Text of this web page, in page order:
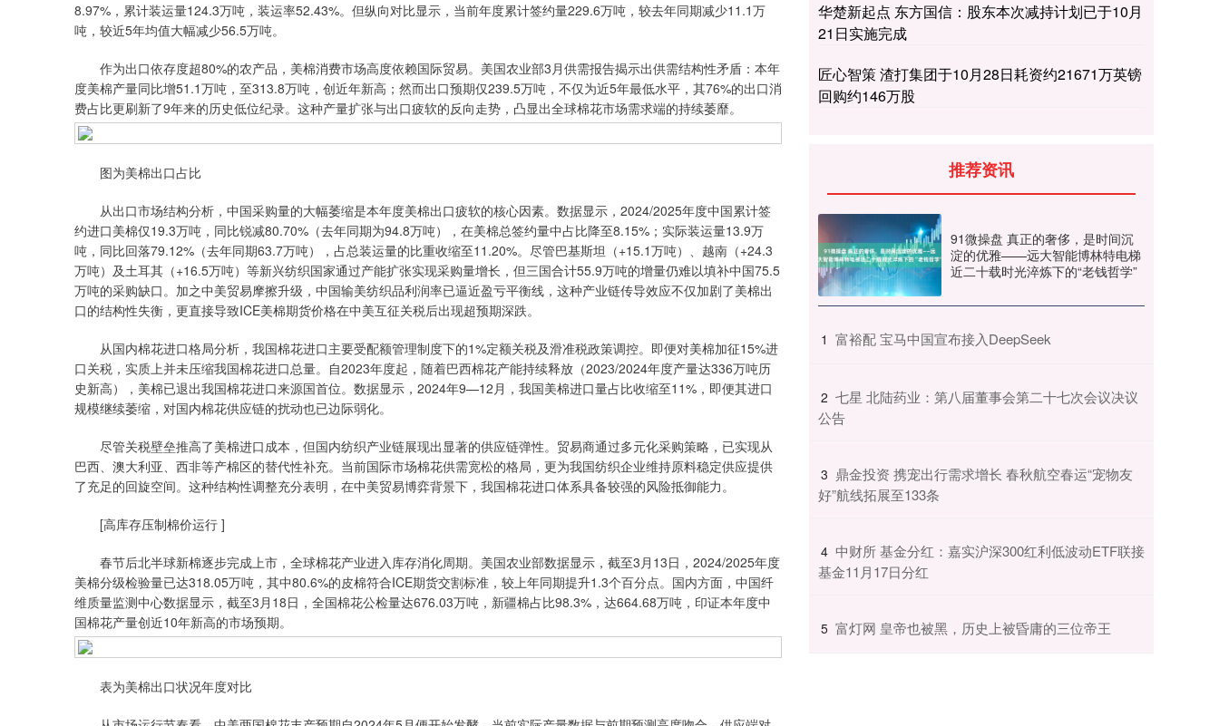
8.97%，累计装运量124.3万吨，装运率52.43%。但纵向对比显示，当前年度累计签约量229.6万吨，较去年同期减少11.1万
吨，较近5年均值大幅减少56.5万吨。
作为出口依存度超80%的农产品，美棉消费市场高度依赖国际贸易。美国农业部3月供需报告揭示出供需结构性矛盾：本年
度美棉产量同比增51.1万吨，至313.8万吨，创近年新高；然而出口预期仅239.5万吨，不仅为近5年最低水平，其76%的出口消
费占比更刷新了9年来的历史低位纪录。这种产量扩张与出口疲软的反向走势，凸显出全球棉花市场需求端的持续萎靡。
图为美棉出口占比
从出口市场结构分析，中国采购量的大幅萎缩是本年度美棉出口疲软的核心因素。数据显示，2024/2025年度中国累计签
约进口美棉仅19.3万吨，同比锐减80.70%（去年同期为94.8万吨），在美棉总签约量中占比降至8.15%；实际装运量13.9万
吨，同比回落79.12%（去年同期63.7万吨），占总装运量的比重收缩至11.20%。尽管巴基斯坦（+15.1万吨）、越南（+24.3
万吨）及土耳其（+16.5万吨）等新兴纺织国家通过产能扩张实现采购量增长，但三国合计55.9万吨的增量仍难以填补中国75.5
万吨的采购缺口。加之中美贸易摩擦升级，中国输美纺织品利润率已逼近盈亏平衡线，这种产业链传导效应不仅加剧了美棉出
口的结构性失衡，更直接导致ICE美棉期货价格在中美互征关税后出现超预期深跌。
从国内棉花进口格局分析，我国棉花进口主要受配额管理制度下的1%定额关税及滑准税政策调控。即便对美棉加征15%进
口关税，实质上并未压缩我国棉花进口总量。自2023年度起，随着巴西棉花产能持续释放（2023/2024年度产量达336万吨历
史新高），美棉已退出我国棉花进口来源国首位。数据显示，2024年9—12月，我国美棉进口量占比收缩至11%，即便其进口
规模继续萎缩，对国内棉花供应链的扰动也已边际弱化。
尽管关税壁垒推高了美棉进口成本，但国内纺织产业链展现出显著的供应链弹性。贸易商通过多元化采购策略，已实现从
巴西、澳大利亚、西非等产棉区的替代性补充。当前国际市场棉花供需宽松的格局，更为我国纺织企业维持原料稳定供应提供
了充足的回旋空间。这种结构性调整充分表明，在中美贸易博弈背景下，我国棉花进口体系具备较强的风险抵御能力。
[高库存压制棉价运行 ]
春节后北半球新棉逐步完成上市，全球棉花产业进入库存消化周期。美国农业部数据显示，截至3月13日，2024/2025年度
美棉分级检验量已达318.05万吨，其中80.6%的皮棉符合ICE期货交割标准，较上年同期提升1.3个百分点。国内方面，中国纤
维质量监测中心数据显示，截至3月18日，全国棉花公检量达676.03万吨，新疆棉占比98.3%，达664.68万吨，印证本年度中
国棉花产量创近10年新高的市场预期。
表为美棉出口状况年度对比
华楚新起点 东方国信：股东本次减持计划已于10月
21日实施完成
匠心智策 渣打集团于10月28日耗资约21671万英镑
回购约146万股
推荐资讯
91微操盘 真正的奢侈，是时间沉
淀的优雅——远大智能博林特电梯
近二十载时光淬炼下的“老钱哲学”
1 ​富裕配 宝马中国宣布接入DeepSeek
2 ​七星 北陆药业：第八届董事会第二十七次会议决议
公告
3 ​鼎金投资 携宠出行需求增长 春秋航空春运“宠物友
好”航线拓展至133条
4 ​中财所 基金分红：嘉实沪深300红利低波动ETF联接
基金11月17日分红
5 ​富灯网 皇帝也被黑，历史上被昏庸的三位帝王